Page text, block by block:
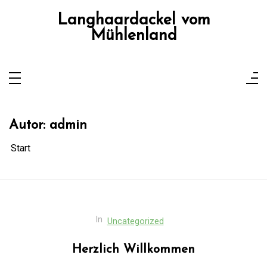
Langhaardackel vom
Mühlenland
Autor: admin
Start
In Uncategorized
Herzlich Willkommen